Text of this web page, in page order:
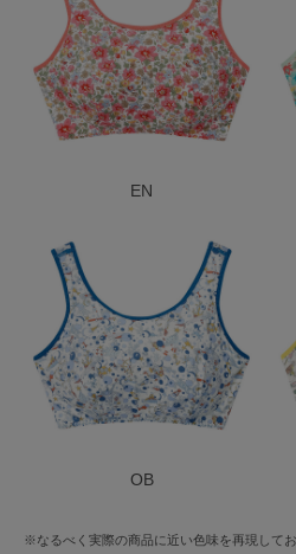
EN
OB
※なるべく実際の商品に近い色味を再現して